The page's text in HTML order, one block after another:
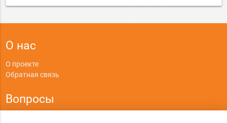
О нас
О проекте
Обратная связь
Вопросы